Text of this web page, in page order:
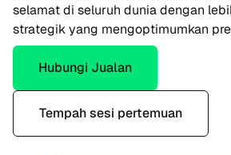
selamat di seluruh dunia dengan
strategik yang mengoptimumkan
Hubungi Jualan
Tempah sesi pertemuan